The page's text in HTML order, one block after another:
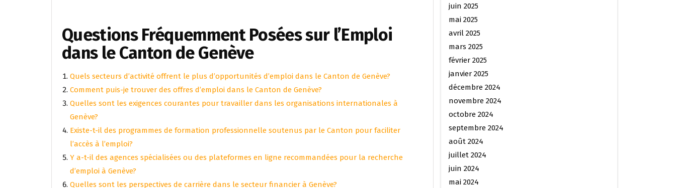
Questions Fréquemment Posées sur l’Emploi
dans le Canton de Genève
Quels secteurs d’activité offrent le plus d’opportunités d’emploi dans le Canton de Genève?
Comment puis-je trouver des offres d’emploi dans le Canton de Genève?
Quelles sont les exigences courantes pour travailler dans les organisations internationales à
Genève?
Existe-t-il des programmes de formation professionnelle soutenus par le Canton pour faciliter
l’accès à l’emploi?
Y a-t-il des agences spécialisées ou des plateformes en ligne recommandées pour la recherche
d’emploi à Genève?
Quelles sont les perspectives de carrière dans le secteur financier à Genève?
juin 2025
mai 2025
avril 2025
mars 2025
février 2025
janvier 2025
décembre 2024
novembre 2024
octobre 2024
septembre 2024
août 2024
juillet 2024
juin 2024
mai 2024